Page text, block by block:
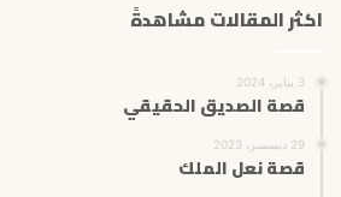
اكثر المقالات مشاهدةً
3 يناير، 2024
قصة الصديق الحقيقي
29 ديسمبر، 2023
قصة نعل الملك